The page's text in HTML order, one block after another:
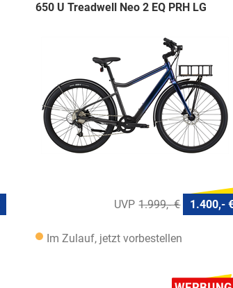
650 U Treadwell Neo 2 EQ PRH LG
1.999,- € 1.400,-
Im Zulauf, jetzt vorbestellen